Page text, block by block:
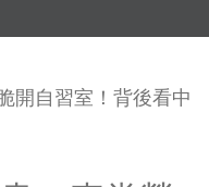
開自習室！背後看中